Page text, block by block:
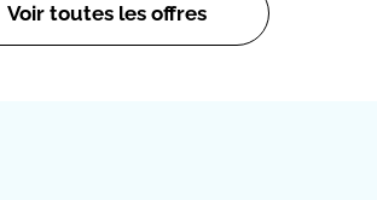
Voir toutes les offres